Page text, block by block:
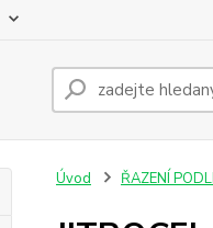
Úvod ŘAZENÍ